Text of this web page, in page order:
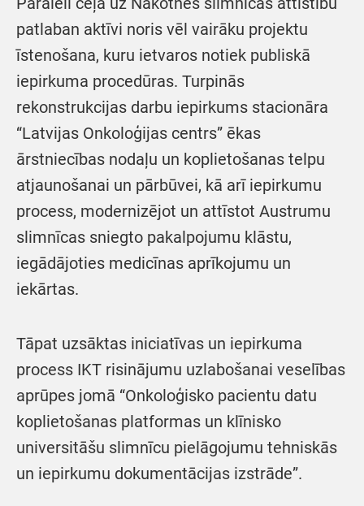
patlaban aktīvi noris vēl vairāku projektu
īstenošana, kuru ietvaros notiek publiskā
iepirkuma procedūras. Turpinās
rekonstrukcijas darbu iepirkums stacionāra
“Latvijas Onkoloģijas centrs” ēkas
ārstniecības nodaļu un koplietošanas telpu
atjaunošanai un pārbūvei, kā arī iepirkumu
process, modernizējot un attīstot Austrumu
slimnīcas sniegto pakalpojumu klāstu,
iegādājoties medicīnas aprīkojumu un
iekārtas.
Tāpat uzsāktas iniciatīvas un iepirkuma
process IKT risinājumu uzlabošanai veselības
aprūpes jomā “Onkoloģisko pacientu datu
koplietošanas platformas un klīnisko
universitāšu slimnīcu pielāgojumu tehniskās
un iepirkumu dokumentācijas izstrāde”.